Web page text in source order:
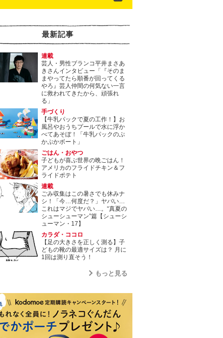
最新記事
連載
芸人・男性ブランコ平井まさあ
きさんインタビュー「『そのま
まやってたら順番が回ってくる
やろ』芸人仲間の何気ない一言
に救われてきたから、頑張れ
る」
手づくり
【牛乳パックで夏の工作！】お
風呂やおうちプールで水に浮か
べてあそぼ！「牛乳パックのぷ
かぷかボート」
ごはん・おやつ
子どもが喜ぶ世界の晩ごはん！
アメリカのフライドチキン＆フ
ライドポテト
連載
ごみ収集はこの暑さでも休みナ
シ！「今…何度だ？」ヤバい…
これはマジでヤバい…。“真夏の
シューシューマン”篇【シューシ
ューマン・17】
カラダ・ココロ
【足の大きさを正しく測る】子
どもの靴の最適サイズは？ 月に
1回は測り直そう！
もっと見る